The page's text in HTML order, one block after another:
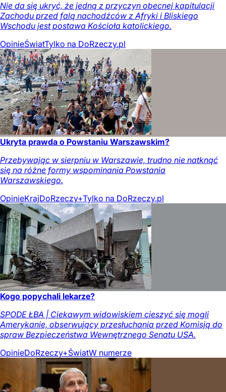
Nie da się ukryć, że jedną z przyczyn obecnej kapitulacji
Zachodu przed falą nachodźców z Afryki i Bliskiego
Wschodu jest postawa Kościoła katolickiego.
OpinieŚwiatTylko na DoRzeczy.pl
Ukryta prawda o Powstaniu Warszawskim?
Przebywając w sierpniu w Warszawie, trudno nie natknąć
się na różne formy wspominania Powstania
Warszawskiego.
OpinieKrajDoRzeczy+Tylko na DoRzeczy.pl
Kogo popychali lekarze?
SPODE ŁBA | Ciekawym widowiskiem cieszyć się mogli
Amerykanie, obserwujący przesłuchania przed Komisją do
spraw Bezpieczeństwa Wewnętrznego Senatu USA.
OpinieDoRzeczy+ŚwiatW numerze